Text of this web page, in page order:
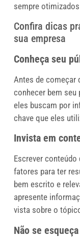
sempre
Confira dicas
sua empresa
Conheça seu
Antes de começar
conhecer bem
eles buscam por
chave que eles
Invista em
Escrever
fatores para ter
bem escrito e
apresente
vista sobre o
Não se